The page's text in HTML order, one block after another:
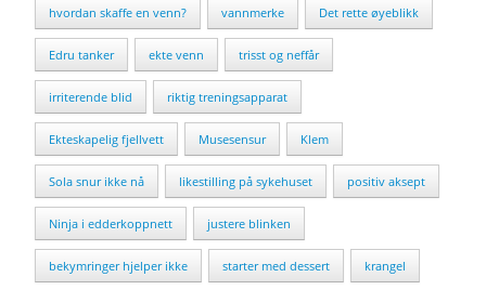
hvordan skaffe en venn? vannmerke Det rette øyeblikk
Edru tanker ekte venn trisst og neffår
irriterende blid riktig treningsapparat
Ekteskapelig fjellvett Musesensur Klem
Sola snur ikke nå likestilling på sykehuset positiv aksept
Ninja i edderkoppnett justere blinken
bekymringer hjelper ikke starter med dessert krangel